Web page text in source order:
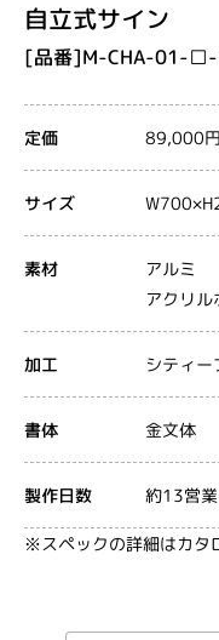
自立式サイン
[品番]M-CHA-01-
定価 89,000円
サイズ
素材 アルミ
アクリ
加工 シティ
書体 金文体
製作日数 約13営
※スペックの詳細はカタ